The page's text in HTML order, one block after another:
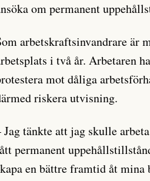
om permanent
arbetskraftsinvandrare är
i två år. Arbetaren
mot dåliga
riskera utvisning.
Jag tänkte att jag skulle
permanent
en bättre framtid åt mina